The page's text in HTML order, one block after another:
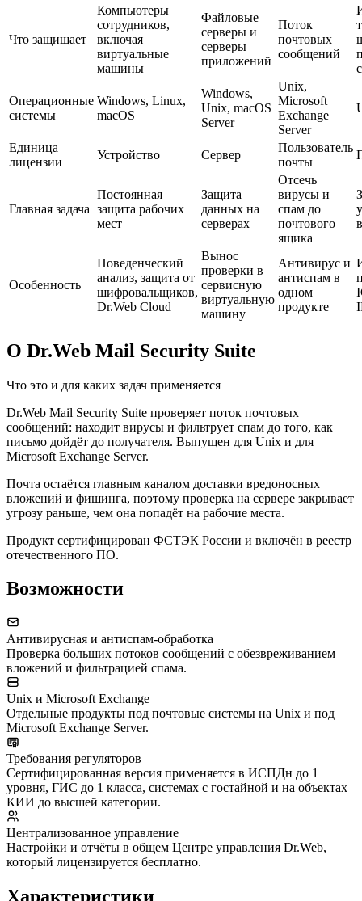
Что защищает
Компьютеры
сотрудников,
включая
виртуальные
машины
Файловые
серверы и
серверы
приложений
Поток
почтовых
сообщений
Операционные
системы
Windows, Linux,
macOS
Windows,
Unix, macOS
Server
Unix,
Microsoft
Exchange
Server
Единица
лицензии
Устройство Сервер
Пользователь
почты
Главная задача
Постоянная
защита рабочих
мест
Защита
данных на
серверах
Отсечь
вирусы и
спам до
почтового
ящика
Особенность
Поведенческий
анализ, защита от
шифровальщиков,
Dr.Web Cloud
Вынос
проверки в
сервисную
виртуальную
машину
Антивирус и
антиспам в
одном
продукте
О Dr.Web Mail Security Suite
Что это и для каких задач применяется
Dr.Web Mail Security Suite проверяет поток почтовых
сообщений: находит вирусы и фильтрует спам до того, как
письмо дойдёт до получателя. Выпущен для Unix и для
Microsoft Exchange Server.
Почта остаётся главным каналом доставки вредоносных
вложений и фишинга, поэтому проверка на сервере закрывает
угрозу раньше, чем она попадёт на рабочие места.
Продукт сертифицирован ФСТЭК России и включён в реестр
отечественного ПО.
Возможности
Антивирусная и антиспам-обработка
Проверка больших потоков сообщений с обезвреживанием
вложений и фильтрацией спама.
Unix и Microsoft Exchange
Отдельные продукты под почтовые системы на Unix и под
Microsoft Exchange Server.
Требования регуляторов
Сертифицированная версия применяется в ИСПДн до 1
уровня, ГИС до 1 класса, системах с гостайной и на объектах
КИИ до высшей категории.
Централизованное управление
Настройки и отчёты в общем Центре управления Dr.Web,
который лицензируется бесплатно.
Характеристики